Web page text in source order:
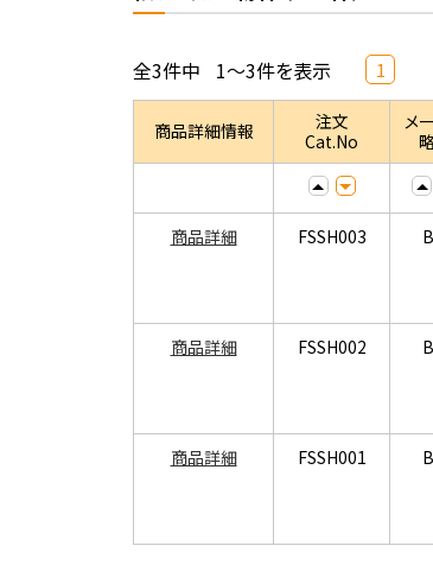
全3件中 1～3件を表示 1
商品詳細情報
注文
Cat.No
メ
商品詳細 FSSH003
商品詳細 FSSH002
商品詳細 FSSH001